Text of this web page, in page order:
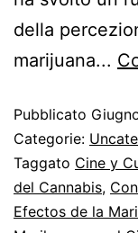
della
marijuana...
Pubblicato
Categorie:
Taggato Cine y
del Cannabis,
Efectos de la